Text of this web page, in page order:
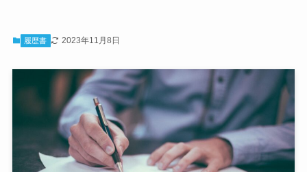
履歴書 2023年11月8日